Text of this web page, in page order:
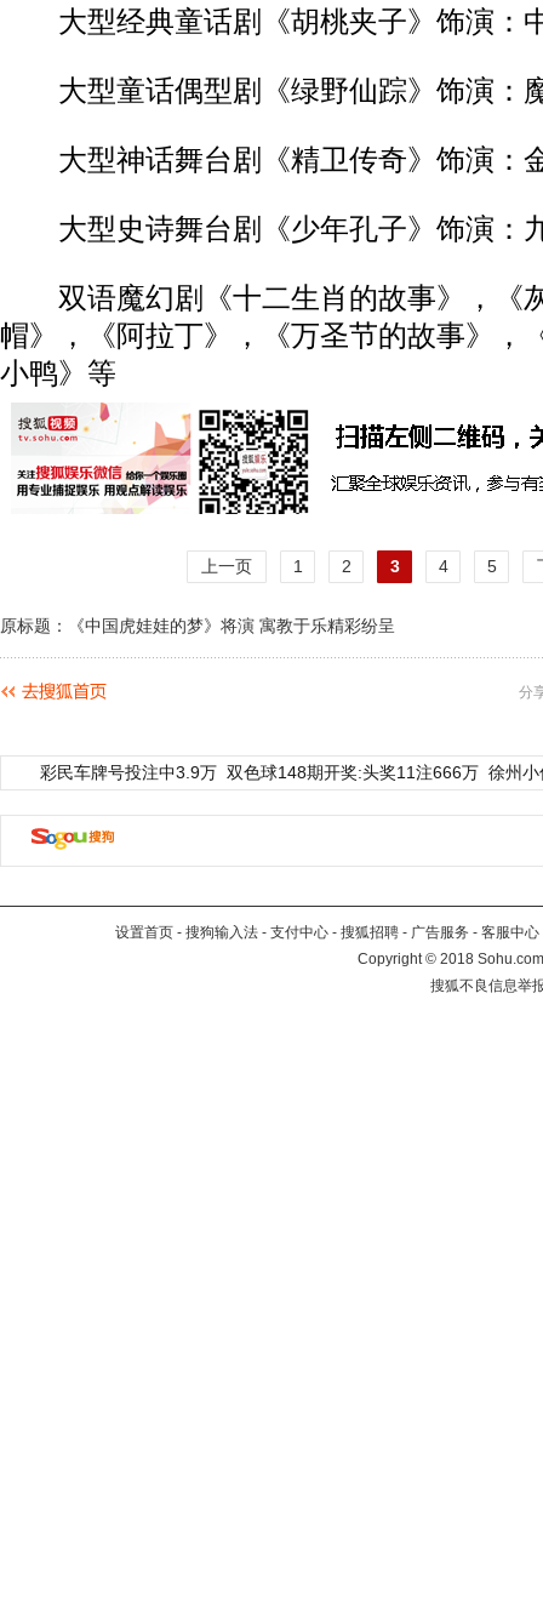
大型经典童话剧《胡桃夹子》饰演：
大型童话偶型剧《绿野仙踪》饰演：
大型神话舞台剧《精卫传奇》饰演：
大型史诗舞台剧《少年孔子》饰演：
双语魔幻剧《十二生肖的故事》，《
帽》，《阿拉丁》，《万圣节的故事》，
小鸭》等
上一页 1 2 3 4 5
原标题：《中国虎娃娃的梦》将演 寓教于乐精彩纷呈
分
彩民车牌号投注中3.9万 双色球148期开奖:头奖11注666万 徐州
设置首页 - 搜狗输入法 - 支付中心 - 搜狐招聘 - 广告服务 - 客服中心
Copyright©2018
搜狐不良信息举